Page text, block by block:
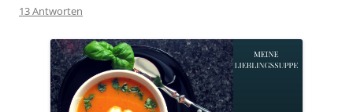
13 Antworten